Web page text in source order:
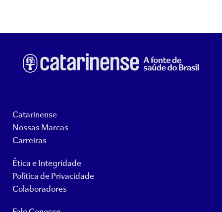
Catarinense
Nossas Marcas
Carreiras
Ética e Integridade
Política de Privacidade
Colaboradores